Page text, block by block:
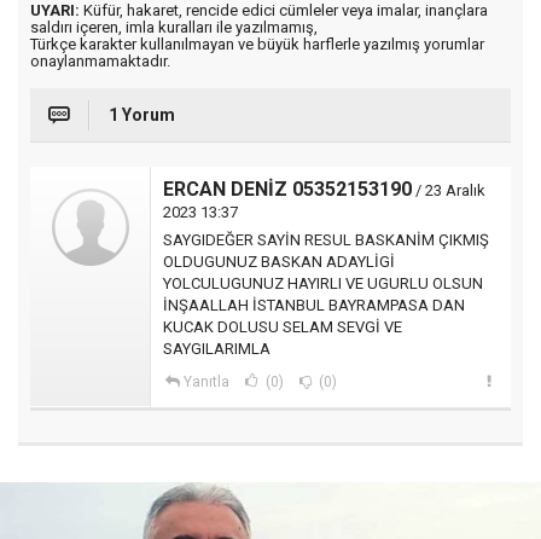
UYARI: Küfür, hakaret, rencide edici cümleler veya imalar, inançlara
saldırı içeren, imla kuralları ile yazılmamış,
Türkçe karakter kullanılmayan ve büyük harflerle yazılmış yorumlar
onaylanmamaktadır.
1 Yorum
ERCAN DENİZ 05352153190 / 23 Aralık
2023 13:37
SAYGIDEĞER SAYİN RESUL BASKANİM ÇIKMIŞ
OLDUGUNUZ BASKAN ADAYLİGİ
YOLCULUGUNUZ HAYIRLI VE UGURLU OLSUN
İNŞAALLAH İSTANBUL BAYRAMPASA DAN
KUCAK DOLUSU SELAM SEVGİ VE
SAYGILARIMLA
Yanıtla (0) (0)